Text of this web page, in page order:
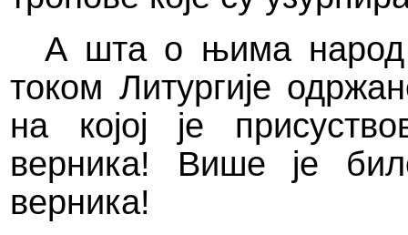
А шта о њима
током Литургије
на којој је
верника! Више је
верника!